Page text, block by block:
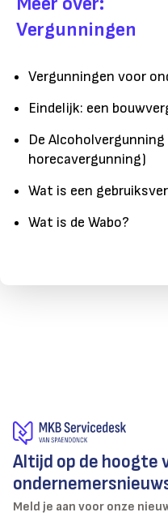
Vergunningen
Vergunningen voor
Eindelijk: een
De
horecavergunning)
Wat is een
Wat is de Wabo?
Altijd op de hoogte
Meld je aan voor onze